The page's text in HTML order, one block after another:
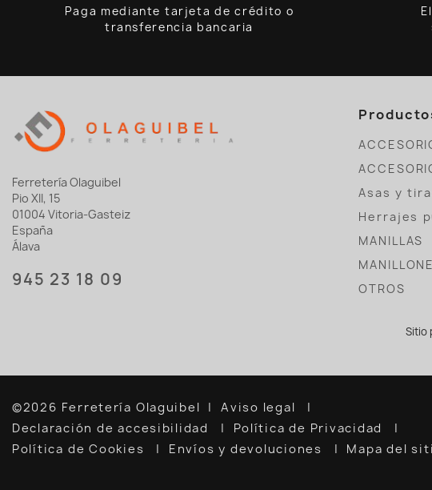
Paga mediante tarjeta de crédito o
transferencia bancaria
Ferretería Olaguibel
Pio XII, 15
01004 Vitoria-Gasteiz
España
Álava
945 23 18 09
Asas y
Herrajes
MANILLAS
OTROS
Sitio
©2026 Ferretería Olaguibel
Aviso legal
Declaración de accesibilidad
Política de Privacidad
Política de Cookies
Envíos y devoluciones Mapa del